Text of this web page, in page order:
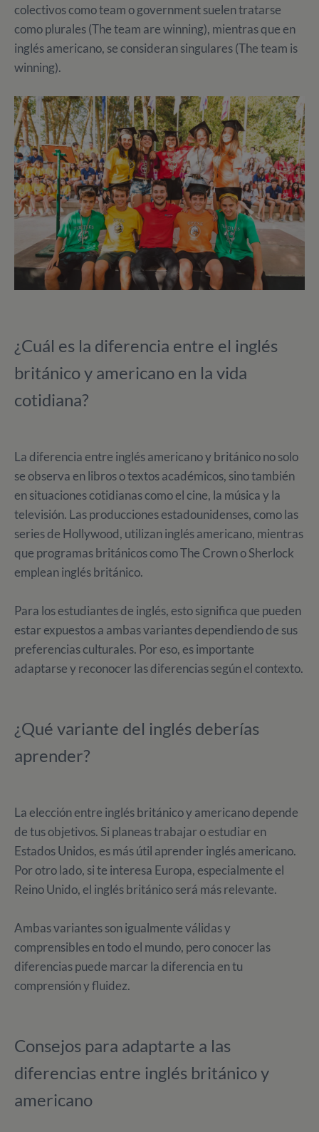
colectivos como team o government suelen tratarse
como plurales (The team are winning), mientras que en
inglés americano, se consideran singulares (The team is
winning).
¿Cuál es la diferencia entre el inglés
británico y americano en la vida
cotidiana?
La diferencia entre inglés americano y británico no solo
se observa en libros o textos académicos, sino también
en situaciones cotidianas como el cine, la música y la
televisión. Las producciones estadounidenses, como las
series de Hollywood, utilizan inglés americano, mientras
que programas británicos como The Crown o Sherlock
emplean inglés británico.
Para los estudiantes de inglés, esto significa que pueden
estar expuestos a ambas variantes dependiendo de sus
preferencias culturales. Por eso, es importante
adaptarse y reconocer las diferencias según el contexto.
¿Qué variante del inglés deberías
aprender?
La elección entre inglés británico y americano depende
de tus objetivos. Si planeas trabajar o estudiar en
Estados Unidos, es más útil aprender inglés americano.
Por otro lado, si te interesa Europa, especialmente el
Reino Unido, el inglés británico será más relevante.
Ambas variantes son igualmente válidas y
comprensibles en todo el mundo, pero conocer las
diferencias puede marcar la diferencia en tu
comprensión y fluidez.
Consejos para adaptarte a las
diferencias entre inglés británico y
americano